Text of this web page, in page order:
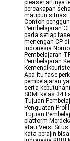
pleaser artinya
percakapan
maupun situasi
Contoh
Pembelajaran
pada setiap
menengah CP
Indonesia
Pembelajaran
Pembelajaran
Apa itu fase
pembelajaran
serta
SDMI kelas 34
Tujuan
Penguatan
Tujuan
platform
atau Versi
kata perajin